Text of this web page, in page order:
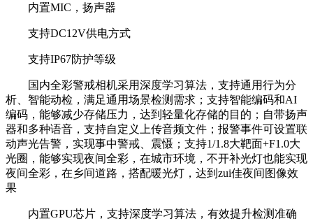
内置MIC，扬声器
支持DC12V供电方式
支持IP67防护等级
国内全彩警戒相机采用深度学习算法，支持通用行为分
析、智能动检，满足通用场景检测需求；支持智能编码和AI
编码，能够减少存储压力，达到轻量化存储的目的；自带扬声
器和多种语音，支持自定义上传音频文件；报警事件可设置联
动声光告警，实现事中警戒、震慑；支持1/1.8大靶面+F1.0大
光圈，能够实现夜间全彩，在城市环境，不开补光灯也能实现
夜间全彩，在乡间道路，搭配暖光灯，达到zui佳夜间图像效
果
内置GPU芯片，支持深度学习算法，有效提升检测准确